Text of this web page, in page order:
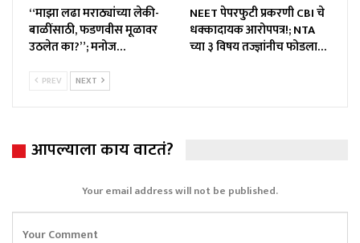
“माझा लढा मराठ्यांच्या लेकी-
बाळींसाठी, फडणवीस मूळावर
उठलेत का?”; मनोज…
NEET पेपरफुटी प्रकरणी CBI चे
धक्कादायक आरोपपत्र!; NTA
च्या ३ विषय तज्ज्ञांनीच फोडला…
PREV NEXT
आपल्याला काय वाटतं?
Your email address will not be published.